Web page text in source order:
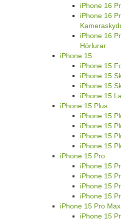
iPhone 16
iPhone 16
iPhone 16
Hörlurar
iPhone 15
iPhone 15
iPhone 15
iPhone 15
iPhone 15
iPhone 15 Plus
iPhone 15
iPhone 15
iPhone 15
iPhone 15
iPhone 15 Pro
iPhone 15
iPhone 15
iPhone 15
iPhone 15
iPhone 15 Pro Max
iPhone 15